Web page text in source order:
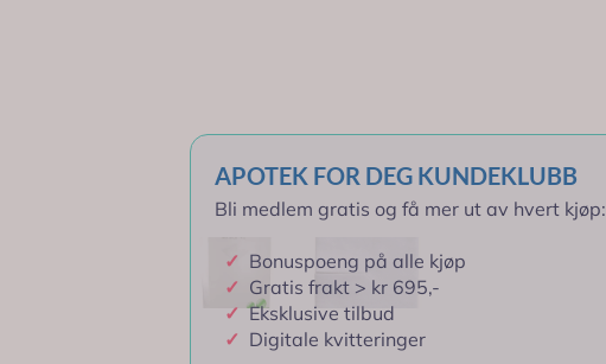
APOTEK FOR DEG KUNDEKLUBB
Bli medlem gratis og få mer ut av hvert kjøp:
✓ Bonuspoeng på alle kjøp
✓ Gratis frakt > kr 695,-
✓ Eksklusive tilbud
✓ Digitale kvitteringer
Informasjon
Produsent
Produktanmeldelser